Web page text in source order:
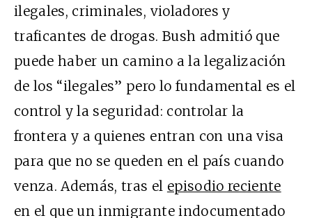
ilegales, criminales, violadores y
traficantes de drogas. Bush admitió que
puede haber un camino a la legalización
de los “ilegales” pero lo fundamental es el
control y la seguridad: controlar la
frontera y a quienes entran con una visa
para que no se queden en el país cuando
venza. Además, tras el episodio reciente
en el que un inmigrante indocumentado